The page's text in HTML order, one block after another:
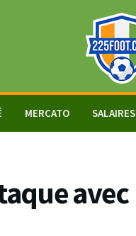
MERCATO SALAIRES
avec